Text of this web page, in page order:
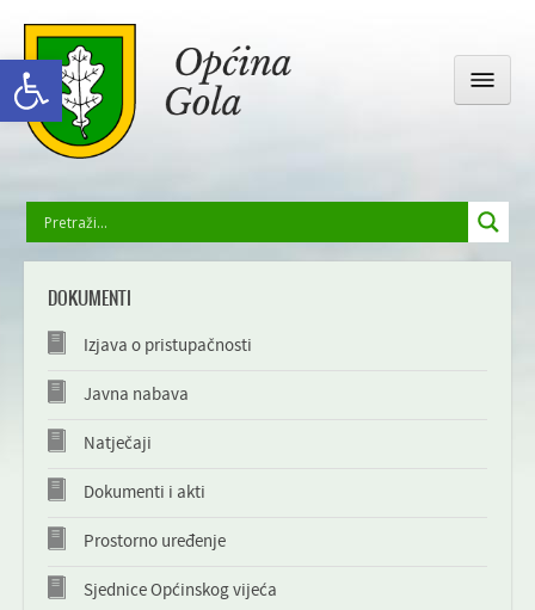
Open toolbar
GOLA I OKOLICA
DOKUMENTI
Izjava o pristupačnosti
Javna nabava
Natječaji
Dokumenti i akti
Prostorno uređenje
Sjednice Općinskog vijeća